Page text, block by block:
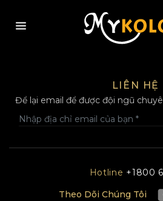
LIÊN HỆ
Để lại email để được đội ngũ
Hotline +1800
Theo Dõi Chúng Tôi